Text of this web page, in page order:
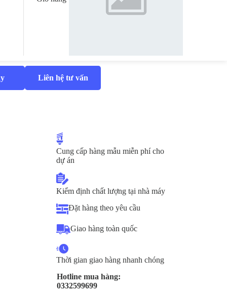
Liên hệ tư vấn
Cung cấp hàng mẫu miễn phí cho
dự án
Kiểm định chất lượng tại nhà máy
Đặt hàng theo yêu cầu
Giao hàng toàn quốc
Thời gian giao hàng nhanh chóng
Hotline mua hàng:
0332599699